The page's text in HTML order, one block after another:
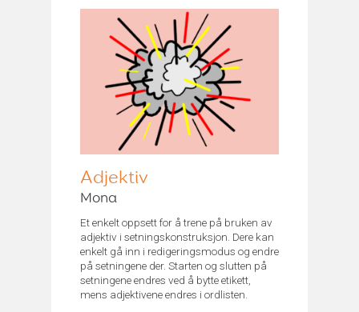
Norsk
Adjektiv
Mona
Et enkelt oppsett for å trene på bruken av
adjektiv i setningskonstruksjon. Dere kan
enkelt gå inn i redigeringsmodus og endre
på setningene der. Starten og slutten på
setningene endres ved å bytte etikett,
mens adjektivene endres i ordlisten.